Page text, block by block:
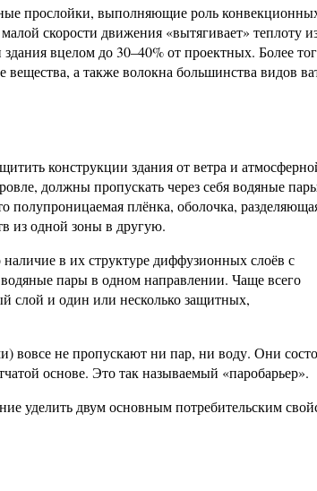
прослойки, выполняющие роль
скорости движения «вытягивает» теплоту
вцелом до 30–40% от проектных. Более
а также волокна большинства видов
конструкции здания от ветра и
должны пропускать через себя водяные
плёнка, оболочка,
из одной зоны в другую.
в их структуре диффузионных слоёв с
пары в одном направлении. Чаще всего
и один или несколько защитных,
вовсе не пропускают ни пар, ни воду. Они
основе. Это так называемый «паробарьер».
уделить двум основным потребительским